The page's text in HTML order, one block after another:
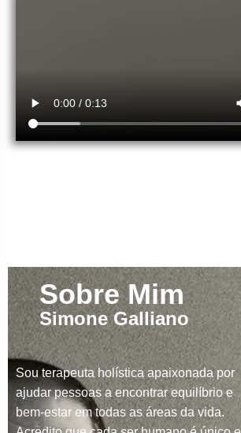
Sobre Mim
Simone Galliano
Sou terapeuta holística apaixonada por
ajudar pessoas a encontrar equilíbrio e
bem-estar em todas as áreas da vida.